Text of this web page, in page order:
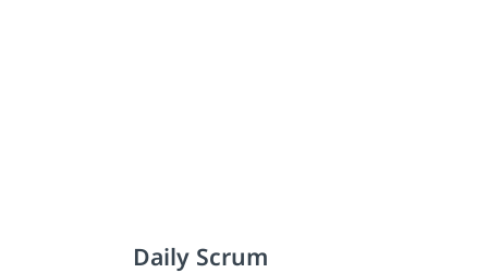
Daily Scrum